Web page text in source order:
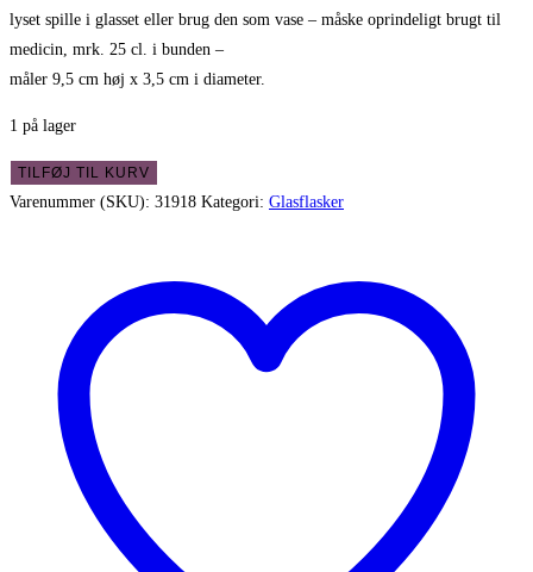
lyset spille i glasset eller brug den som vase – måske oprindeligt brugt til
medicin, mrk. 25 cl. i bunden –
måler 9,5 cm høj x 3,5 cm i diameter.
1 på lager
Lille
flaske
TILFØJ TIL KURV
Varenummer (SKU): 31918 Kategori: Glasflasker